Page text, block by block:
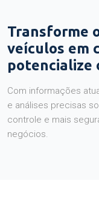
Transforme
veículos em
potencialize
Com informações
e análises precisas
controle e mais
negócios.